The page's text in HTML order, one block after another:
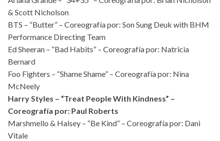
& Scott Nicholson
BTS – “Butter” – Coreografía por: Son Sung Deuk with BHM
Performance Directing Team
Ed Sheeran – “Bad Habits” – Coreografía por: Natricia
Bernard
Foo Fighters – “Shame Shame” – Coreografía por: Nina
McNeely
Harry Styles – “Treat People With Kindness” –
Coreografía por: Paul Roberts
Marshmello & Halsey – “Be Kind” – Coreografía por: Dani
Vitale